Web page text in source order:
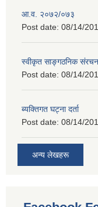
आ.व. २०७२/०७३
Post date: 08/14/
स्वीकृत साङ्गठनिक
Post date: 08/14/
ब्यक्तिगत घट्ना दर्ता
Post date: 08/14/
अन्य लेखहरू